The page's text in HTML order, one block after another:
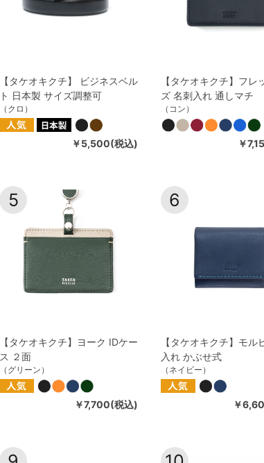
【タケオキクチ】 ビジネスベル
ト 日本製 サイズ調整可
（クロ）
￥5,500(税込)
【タケオキクチ】フレ
ズ 名刺入れ 通しマチ
（コン）
￥
5
【タケオキクチ】ヨーク IDケー
ス ２面
（グリーン）
￥7,700(税込)
6
【タケオキクチ】モル
入れ かぶせ式
（ネイビー）
￥